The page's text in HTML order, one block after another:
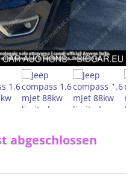
abgeschlossen